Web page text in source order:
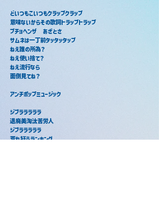
どいつもこいつもクラップクラップ
意味ないからその歌詞トラップトラップ
プチョヘンザ　あざとさ
サムネは一丁前タッタッタップ
ねえ誰の所為？
ねえ使い捨て？
ねえ流行なら
面倒見てね？
アンチポップミュージック
ジブラララララ
退廃美淘汰苦労人
ジブラララララ
荒れ狂うランキング